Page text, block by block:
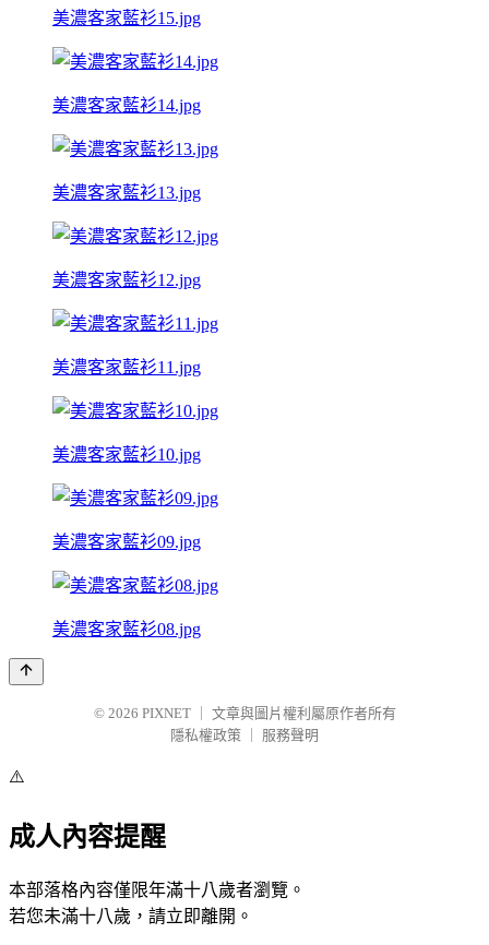
美濃客家藍衫15.jpg
美濃客家藍衫14.jpg
美濃客家藍衫13.jpg
美濃客家藍衫12.jpg
美濃客家藍衫11.jpg
美濃客家藍衫10.jpg
美濃客家藍衫09.jpg
美濃客家藍衫08.jpg
© 2026 PIXNET
文章與圖片權利屬原作者所有
隱私權政策
服務聲明
⚠️
成人內容提醒
本部落格內容僅限年滿十八歲者瀏覽。
若您未滿十八歲，請立即離開。